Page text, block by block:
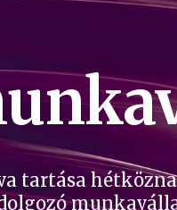
tartása